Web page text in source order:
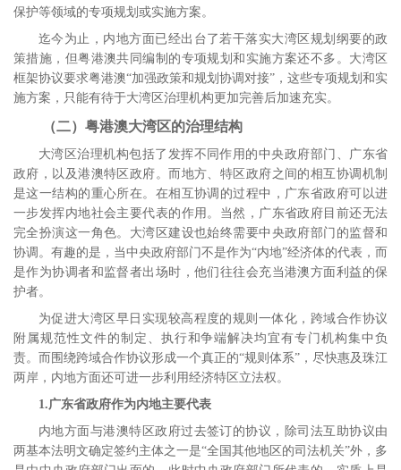
保护等领域的专项规划或实施方案。
迄今为止，内地方面已经出台了若干落实大湾区规划纲要的政
策措施，但粤港澳共同编制的专项规划和实施方案还不多。大湾区
框架协议要求粤港澳“加强政策和规划协调对接”，这些专项规划和实
施方案，只能有待于大湾区治理机构更加完善后加速充实。
（二）粤港澳大湾区的治理结构
大湾区治理机构包括了发挥不同作用的中央政府部门、广东省
政府，以及港澳特区政府。而地方、特区政府之间的相互协调机制
是这一结构的重心所在。在相互协调的过程中，广东省政府可以进
一步发挥内地社会主要代表的作用。当然，广东省政府目前还无法
完全扮演这一角色。大湾区建设也始终需要中央政府部门的监督和
协调。有趣的是，当中央政府部门不是作为“内地”经济体的代表，而
是作为协调者和监督者出场时，他们往往会充当港澳方面利益的保
护者。
为促进大湾区早日实现较高程度的规则一体化，跨域合作协议
附属规范性文件的制定、执行和争端解决均宜有专门机构集中负
责。而围绕跨域合作协议形成一个真正的“规则体系”，尽快惠及珠江
两岸，内地方面还可进一步利用经济特区立法权。
1.广东省政府作为内地主要代表
内地方面与港澳特区政府过去签订的协议，除司法互助协议由
两基本法明文确定签约主体之一是“全国其他地区的司法机关”外，多